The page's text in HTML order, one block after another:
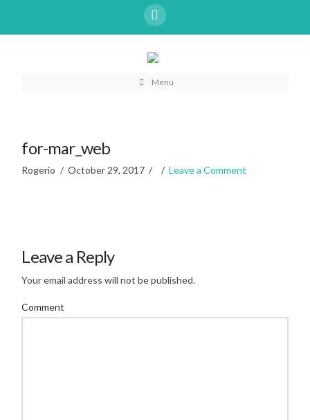
Menu
for-mar_web
Rogerio October 29, 2017 Leave a Comment
Leave a Reply
Your email address will not be published.
Comment